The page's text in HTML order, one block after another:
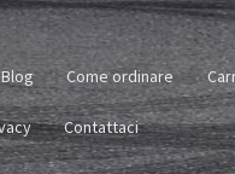
Blog Come ordinare
Contattaci